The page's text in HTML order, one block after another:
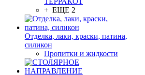
+ ЕЩЕ 2
Отделка, лаки, краски, патина,
силикон
Пропитки и жидкости